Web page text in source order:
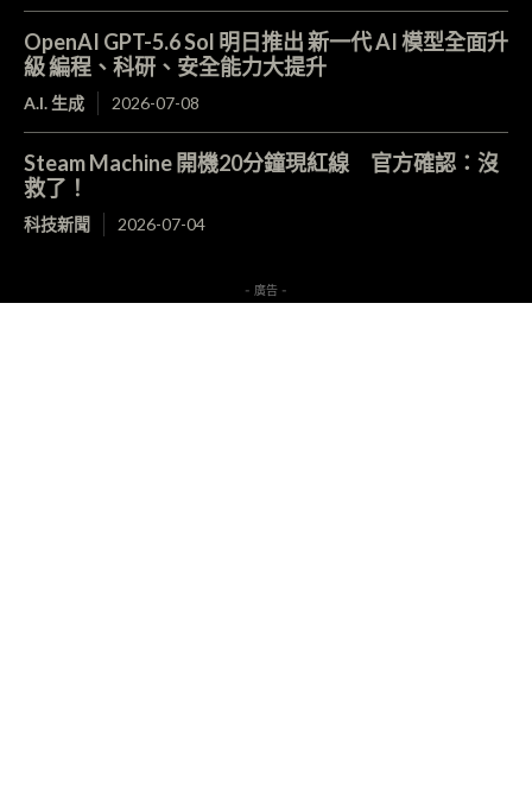
OpenAI GPT-5.6 Sol 明日推出 新一代 AI 模型全面升
級 編程、科研、安全能力大提升
A.I. 生成 2026-07-08
Steam Machine 開機20分鐘現紅線 官方確認：沒
救了！
科技新聞 2026-07-04
- 廣告 -